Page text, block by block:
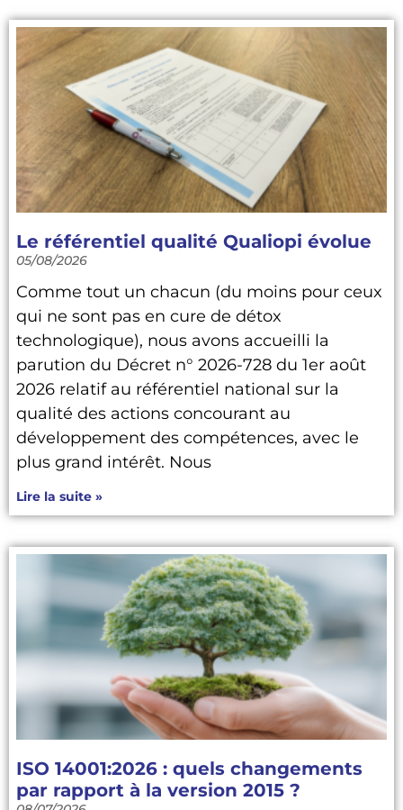
Le référentiel qualité Qualiopi évolue
05/08/2026
Comme tout un chacun (du moins pour ceux
qui ne sont pas en cure de détox
technologique), nous avons accueilli la
parution du Décret n° 2026-728 du 1er août
2026 relatif au référentiel national sur la
qualité des actions concourant au
développement des compétences, avec le
plus grand intérêt. Nous
Lire la suite »
ISO 14001:2026 : quels changements
par rapport à la version 2015 ?